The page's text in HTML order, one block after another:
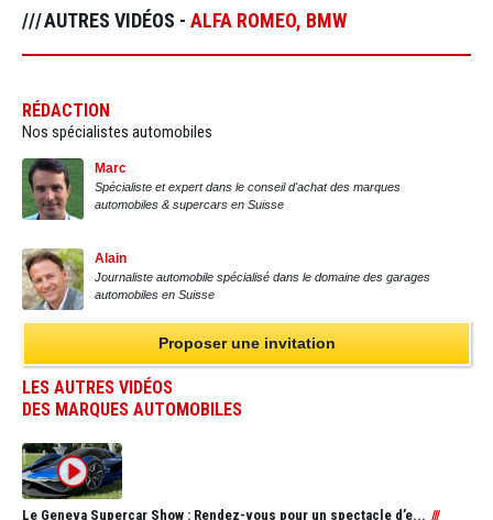
AUTRES VIDÉOS - ALFA ROMEO, BMW
RÉDACTION
Nos spécialistes automobiles
Marc
Spécialiste et expert dans le conseil d'achat des marques
automobiles & supercars en Suisse
Alain
Journaliste automobile spécialisé dans le domaine des garages
automobiles en Suisse
Proposer une invitation
LES AUTRES VIDÉOS
DES MARQUES AUTOMOBILES
Le Geneva Supercar Show : Rendez-vous pour un spectacle d’e...